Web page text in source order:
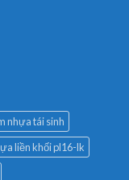
nhựa tái sinh
liền khối pl16-lk